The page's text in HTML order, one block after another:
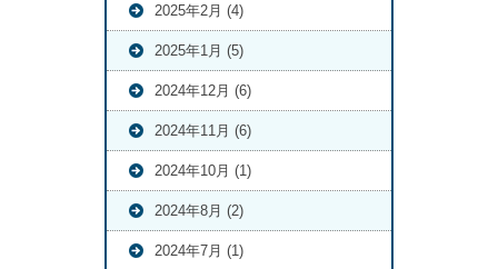
2025年2月 (4)
2025年1月 (5)
2024年12月 (6)
2024年11月 (6)
2024年10月 (1)
2024年8月 (2)
2024年7月 (1)